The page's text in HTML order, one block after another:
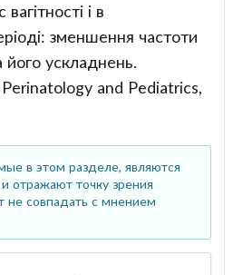
і в
зменшення частоти
його ускладнень.
and Pediatrics,
в этом разделе, являются
отражают точку зрения
не совпадать с мнением